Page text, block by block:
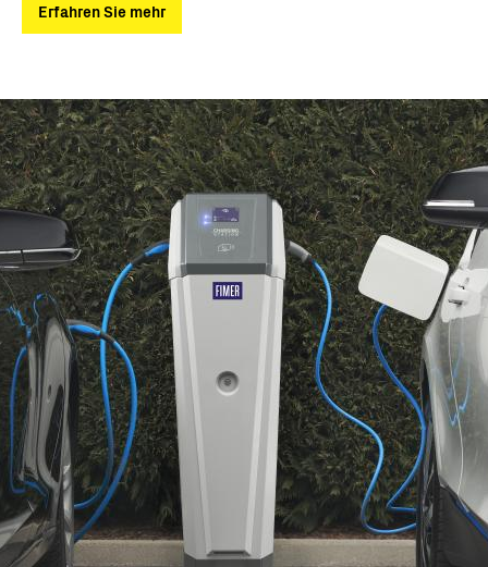
Erfahren Sie mehr